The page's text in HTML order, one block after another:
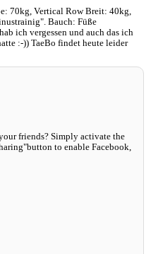
70kg, Vertical Row Breit: 40kg,
Bauch: Füße
ich vergessen und auch das ich
:-)) TaeBo findet heute leider
friends? Simply activate the
to enable Facebook,